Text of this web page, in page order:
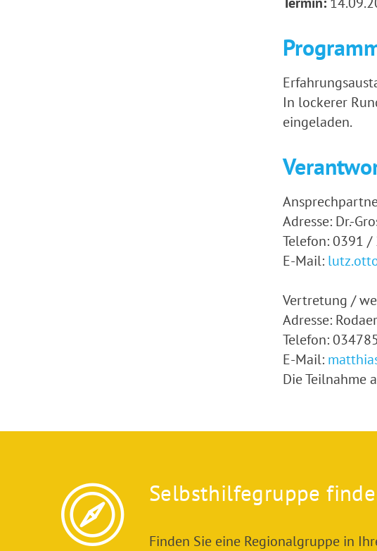
In lockerer
eingeladen.
Adresse: Dr.-
Telefon: 0391 /
E-Mail:
Vertretung /
Adresse:
Telefon:
E-Mail:
Die Teilnahme
Selbsthilfegruppe
Finden Sie eine Regionalgruppe in